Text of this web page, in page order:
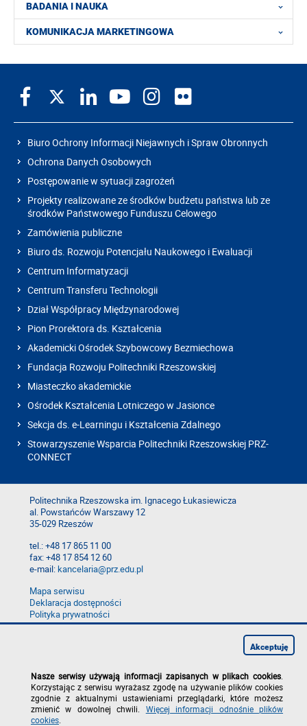
BADANIA I NAUKA
KOMUNIKACJA MARKETINGOWA
Biuro Ochrony Informacji Niejawnych i Spraw Obronnych
Ochrona Danych Osobowych
Postępowanie w sytuacji zagrożeń
Projekty realizowane ze środków budżetu państwa lub ze
środków Państwowego Funduszu Celowego
Zamówienia publiczne
Biuro ds. Rozwoju Potencjału Naukowego i Ewaluacji
Centrum Informatyzacji
Centrum Transferu Technologii
Dział Współpracy Międzynarodowej
Pion Prorektora ds. Kształcenia
Akademicki Ośrodek Szybowcowy Bezmiechowa
Fundacja Rozwoju Politechniki Rzeszowskiej
Miasteczko akademickie
Ośrodek Kształcenia Lotniczego w Jasionce
Sekcja ds. e-Learningu i Kształcenia Zdalnego
Stowarzyszenie Wsparcia Politechniki Rzeszowskiej PRZ-
CONNECT
Politechnika Rzeszowska im. Ignacego Łukasiewicza
al. Powstańców Warszawy 12
35-029 Rzeszów
tel.: +48 17 865 11 00
fax: +48 17 854 12 60
e-mail:kancelaria@prz.edu.pl
Mapa serwisu
Deklaracja dostępności
Polityka prywatności
Zgłoś błąd na stronie
Nasze serwisy używają informacji zapisanych w plikach cookies
Korzystając z serwisu wyrażasz zgodę na używanie plików cookies
zgodnie z aktualnymi ustawieniami przeglądarki, które możesz
zmienić w dowolnej chwili. Więcej informacji odnośnie plików
cookies
Akceptuję